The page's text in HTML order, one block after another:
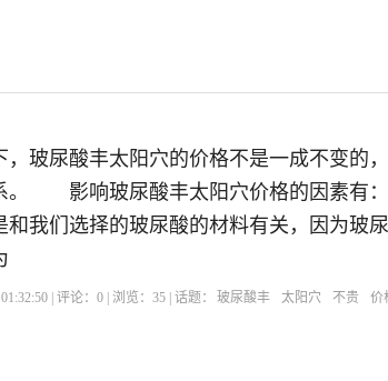
尿酸丰太阳穴的价格不是一成不变的
。 影响玻尿酸丰太阳穴价格的因素
和我们选择的玻尿酸的材料有关，因为玻
| 评论：0 | 浏览：35 | 话题： 玻尿酸丰 太阳穴 不贵 价